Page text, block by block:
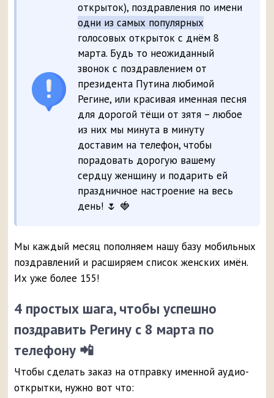
открыток), поздравления по имени
одни из самых популярных
голосовых открыток с днём 8
марта. Будь то неожиданный
звонок с поздравлением от
президента Путина любимой
Регине, или красивая именная песня
для дорогой тёщи от зятя – любое
из них мы минута в минуту
доставим на телефон, чтобы
порадовать дорогую вашему
сердцу женщину и подарить ей
праздничное настроение на весь
день! 🌷 🍓
Мы каждый месяц пополняем нашу базу мобильных
поздравлений и расширяем список женских имён.
Их уже более 155!
4 простых шага, чтобы успешно
поздравить Регину с 8 марта по
телефону 📲
Чтобы сделать заказ на отправку именной аудио-
открытки, нужно вот что: